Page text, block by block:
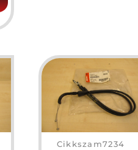
Cikkszam7234